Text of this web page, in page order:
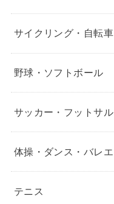
サイクリング・自転車
野球・ソフトボール
サッカー・フットサル
体操・ダンス・バレエ
テニス